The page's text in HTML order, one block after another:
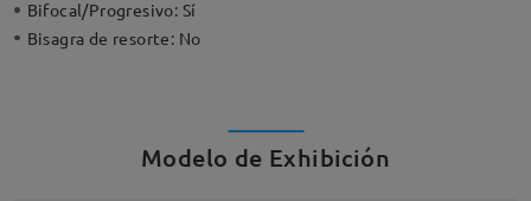
Bifocal/Progresivo: Sí
Bisagra de resorte: No
Modelo de Exhibición